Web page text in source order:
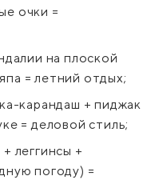
очки =
на плоской
= летний отдых;
карандаш + пиджак
= деловой стиль;
леггинсы +
погоду) =